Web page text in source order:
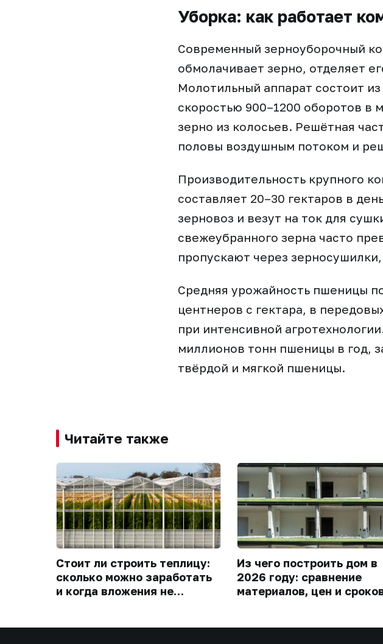
Уборка: как работает
Современный зерноуборочный
обмолачивает зерно, отделяет
Молотильный аппарат состоит
скоростью 900–1200 оборотов в
зерно из колосьев. Решётная
половы воздушным потоком и
Производительность крупного
составляет 20–30 гектаров в
зерновоз и везут на ток для
свежеубранного зерна часто
пропускают через
Средняя урожайность пшеницы
центнеров с гектара, в
при интенсивной
миллионов тонн пшеницы в год,
твёрдой и мягкой пшеницы.
Читайте также
Стоит ли строить теплицу:
сколько можно заработать
и когда вложения не
Из чего построить дом в
2026 году: сравнение
материалов, цен и